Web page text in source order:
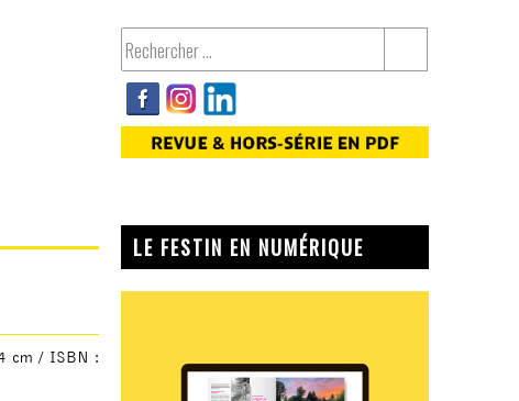
cm / ISBN :
LE FESTIN EN NUMÉRIQUE